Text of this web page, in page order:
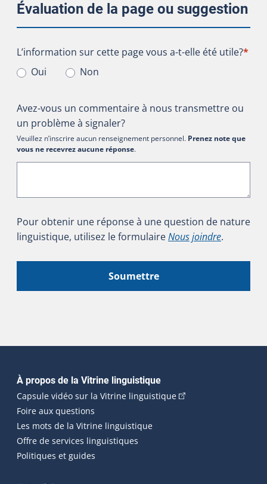
Évaluation de la page ou suggestion
L’information sur cette page vous a-t-elle été utile?
L’information sur cette page vous a-t-elle été utile?*
Oui
Non
Avez-vous un commentaire à nous transmettre ou
un problème à signaler?
Veuillez n’inscrire aucun renseignement personnel. Prenez note que
vous ne recevrez aucune réponse.
Pour obtenir une réponse à une question de nature
linguistique, utilisez le formulaireNous joindre.
Soumettre
Navigation principale
À propos de la Vitrine linguistique
Capsule vidéo sur la Vitrine linguistique(Cet hyperlien
Foire aux questions
Les mots de la Vitrine linguistique
Offre de services linguistiques
Politiques et guides